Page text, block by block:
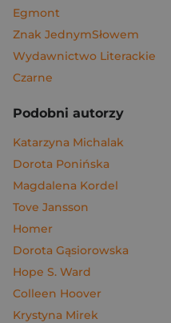
Egmont
Znak JednymSłowem
Wydawnictwo Literackie
Czarne
Podobni autorzy
Katarzyna Michalak
Dorota Ponińska
Magdalena Kordel
Tove Jansson
Homer
Dorota Gąsiorowska
Hope S. Ward
Colleen Hoover
Krystyna Mirek